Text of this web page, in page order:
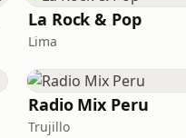
La Rock & Pop
Lima
Radio Mix Peru
Trujillo